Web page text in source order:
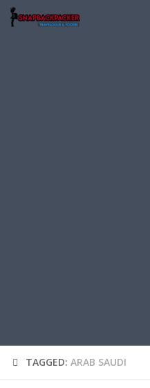
Skip to content
TAGGED: ARAB SAUDI